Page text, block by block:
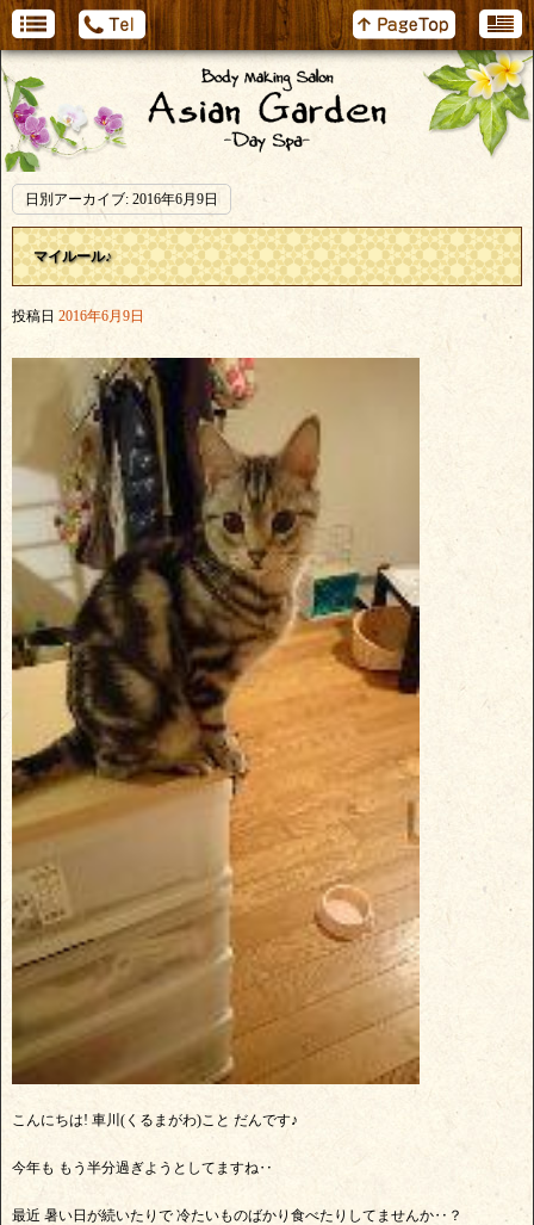
日別アーカイブ: 2016年6月9日
マイルール♪
投稿日 2016年6月9日
こんにちは! 車川(くるまがわ)こと だんです♪
今年も もう半分過ぎようとしてますね‥
最近 暑い日が続いたりで 冷たいものばかり食べたりしてませんか‥？